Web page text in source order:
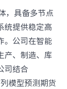
，具备多节点
统提供稳定高
。公司在智能
产、制造、库
司结合
模型预测期货